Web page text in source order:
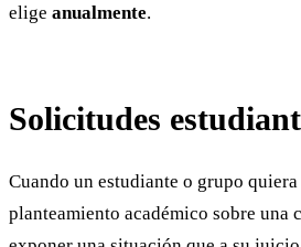
elige anualmente.
Solicitudes
Cuando un estudiante o grupo
planteamiento académico sobre una